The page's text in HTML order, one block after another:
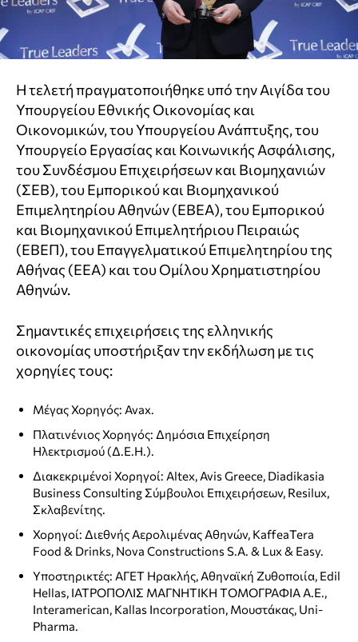
Η τελετή πραγματοποιήθηκε υπό την Αιγίδα του
Υπουργείου Εθνικής Οικονομίας και
Οικονομικών, του Υπουργείου Aνάπτυξης, του
Υπουργείο Εργασίας και Κοινωνικής Ασφάλισης,
του Συνδέσμου Επιχειρήσεων και Βιομηχανιών
(ΣΕΒ), του Εμπορικού και Βιομηχανικού
Επιμελητηρίου Αθηνών (ΕΒΕΑ), του Εμπορικού
και Βιομηχανικού Επιμελητήριου Πειραιώς
(ΕΒΕΠ), του Επαγγελματικού Επιμελητηρίου της
Αθήνας (EEA) και του Ομίλου Χρηματιστηρίου
Αθηνών.
Σημαντικές επιχειρήσεις της ελληνικής
οικονομίας υποστήριξαν την εκδήλωση με τις
χορηγίες τους:
Μέγας Χορηγός: Avax.
Πλατινένιος Χορηγός: Δημόσια Επιχείρηση
Ηλεκτρισμού (Δ.Ε.Η.).
Διακεκριμένοi Χορηγoί: Αltex, Avis Greece, Diadikasia
Business Consulting Σύμβουλοι Επιχειρήσεων, Resilux,
Σκλαβενίτης.
Χορηγοί: Διεθνής Αερολιμένας Αθηνών, ΚaffeaTera
Food & Drinks, Nova Constructions S.A. & Lux & Easy.
Υποστηρικτές: AΓΕΤ Ηρακλής, Αθηναϊκή Ζυθοποιία, Edil
Hellas, ΙΑΤΡΟΠΟΛΙΣ ΜΑΓΝΗΤΙΚΗ ΤΟΜΟΓΡΑΦΙΑ Α.Ε.,
Ιnteramerican, Κallas Incorporation, Μουστάκας, Uni-
Pharma.